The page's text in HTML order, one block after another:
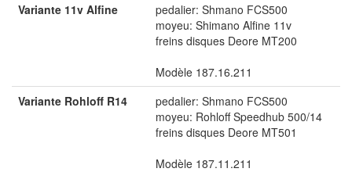
Variante 11v Alfine
pedalier: Shmano FCS500
moyeu: Shimano Alfine 11v
freins disques Deore MT200
Modèle 187.16.211
Variante Rohloff R14
pedalier: Shmano FCS500
moyeu: Rohloff Speedhub 500/14
freins disques Deore MT501
Modèle 187.11.211